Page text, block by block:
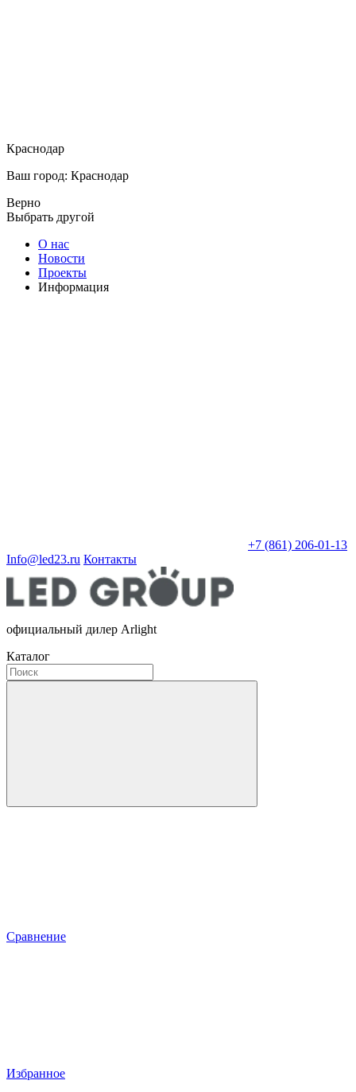
Краснодар
Ваш город: Краснодар
Верно
Выбрать другой
О нас
Новости
Проекты
Информация
+7 (861) 206-01-13
Info@led23.ru Контакты
официальный дилер Arlight
Каталог
Сравнение
Избранное